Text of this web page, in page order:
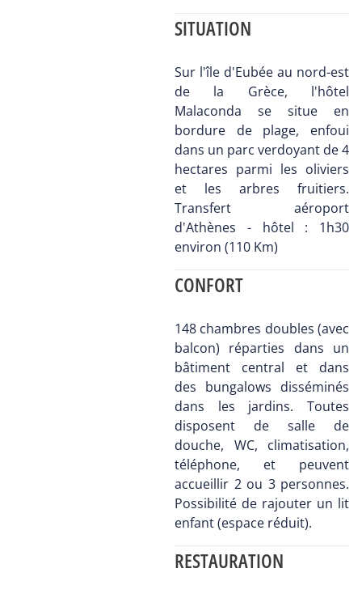
SITUATION
Sur l'île d'Eubée au nord-est
de la Grèce, l'hôtel
Malaconda se situe en
bordure de plage, enfoui
dans un parc verdoyant de 4
hectares parmi les oliviers
et les arbres fruitiers.
Transfert aéroport
d'Athènes - hôtel : 1h30
environ (110 Km)
CONFORT
148 chambres doubles (avec
balcon) réparties dans un
bâtiment central et dans
des bungalows disséminés
dans les jardins. Toutes
disposent de salle de
douche, WC, climatisation,
téléphone, et peuvent
accueillir 2 ou 3 personnes.
Possibilité de rajouter un lit
enfant (espace réduit).
RESTAURATION